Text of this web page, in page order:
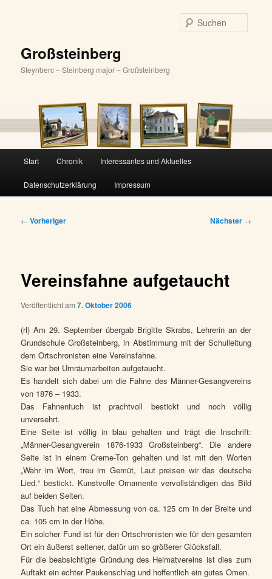
Großsteinberg
Steynberc – Steinberg major – Großsteinberg
Start Chronik Interessantes und Aktuelles
Datenschutzerklärung Impressum
Beitragsnavigation
← Vorheriger Nächster →
Vereinsfahne aufgetaucht
Veröffentlicht am7. Oktober 2006
(rl) Am 29. September übergab Brigitte Skrabs, Lehrerin an der
Grundschule Großsteinberg, in Abstimmung mit der Schulleitung
dem Ortschronisten eine Vereinsfahne.
Sie war bei Umräumarbeiten aufgetaucht.
Es handelt sich dabei um die Fahne des Männer-Gesangvereins
von 1876 – 1933.
Das Fahnentuch ist prachtvoll bestickt und noch völlig
unversehrt.
Eine Seite ist völlig in blau gehalten und trägt die Inschrift:
„Männer-Gesangverein 1876-1933 Großsteinberg“. Die andere
Seite ist in einem Creme-Ton gehalten und ist mit den Worten
„Wahr im Wort, treu im Gemüt, Laut preisen wir das deutsche
Lied.“ bestickt. Kunstvolle Ornamente vervollständigen das Bild
auf beiden Seiten.
Das Tuch hat eine Abmessung von ca. 125 cm in der Breite und
ca. 105 cm in der Höhe.
Ein solcher Fund ist für den Ortschronisten wie für den gesamten
Ort ein äußerst seltener, dafür um so größerer Glücksfall.
Für die beabsichtigte Gründung des Heimatvereins ist dies zum
Auftakt ein echter Paukenschlag und hoffentlich ein gutes Omen.